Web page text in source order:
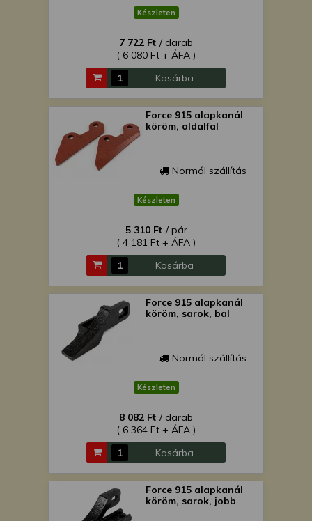
Készleten
7 722 Ft / darab
( 6 080 Ft + ÁFA )
Kosárba
Force 915 alapkanál
köröm, oldalfal
Normál szállítás
Készleten
5 310 Ft / pár
( 4 181 Ft + ÁFA )
Kosárba
Force 915 alapkanál
köröm, sarok, bal
Normál szállítás
Készleten
8 082 Ft / darab
( 6 364 Ft + ÁFA )
Kosárba
Force 915 alapkanál
köröm, sarok, jobb